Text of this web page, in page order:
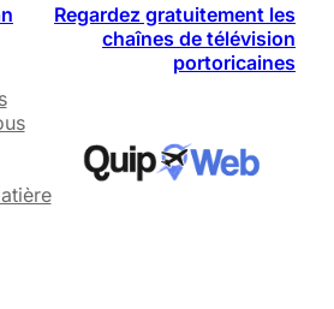
Regardez gratuitement les
chaînes de télévision
portoricaines